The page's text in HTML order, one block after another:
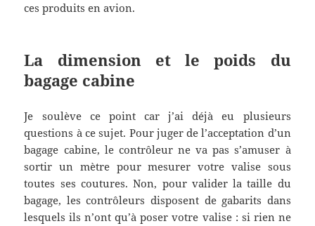
ces produits en avion.
La dimension et le poids du
bagage cabine
Je soulève ce point car j’ai déjà eu plusieurs
questions à ce sujet. Pour juger de l’acceptation d’un
bagage cabine, le contrôleur ne va pas s’amuser à
sortir un mètre pour mesurer votre valise sous
toutes ses coutures. Non, pour valider la taille du
bagage, les contrôleurs disposent de gabarits dans
lesquels ils n’ont qu’à poser votre valise : si rien ne